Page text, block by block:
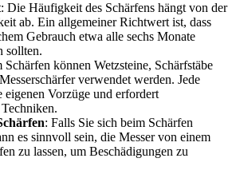
: Die Häufigkeit des Schärfens hängt von der
ab. Ein allgemeiner Richtwert ist, dass
Gebrauch etwa alle sechs Monate
sollten.
Schärfen können Wetzsteine, Schärfstäbe
verwendet werden. Jede
eigenen Vorzüge und erfordert
: Falls Sie sich beim Schärfen
es sinnvoll sein, die Messer von einem
zu lassen, um Beschädigungen zu